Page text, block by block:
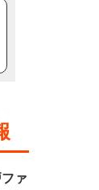
ァ